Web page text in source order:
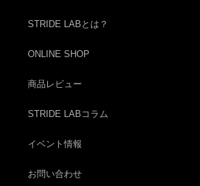
STRIDE LABとは？
ONLINE SHOP
商品レビュー
STRIDE LABコラム
イベント情報
お問い合わせ